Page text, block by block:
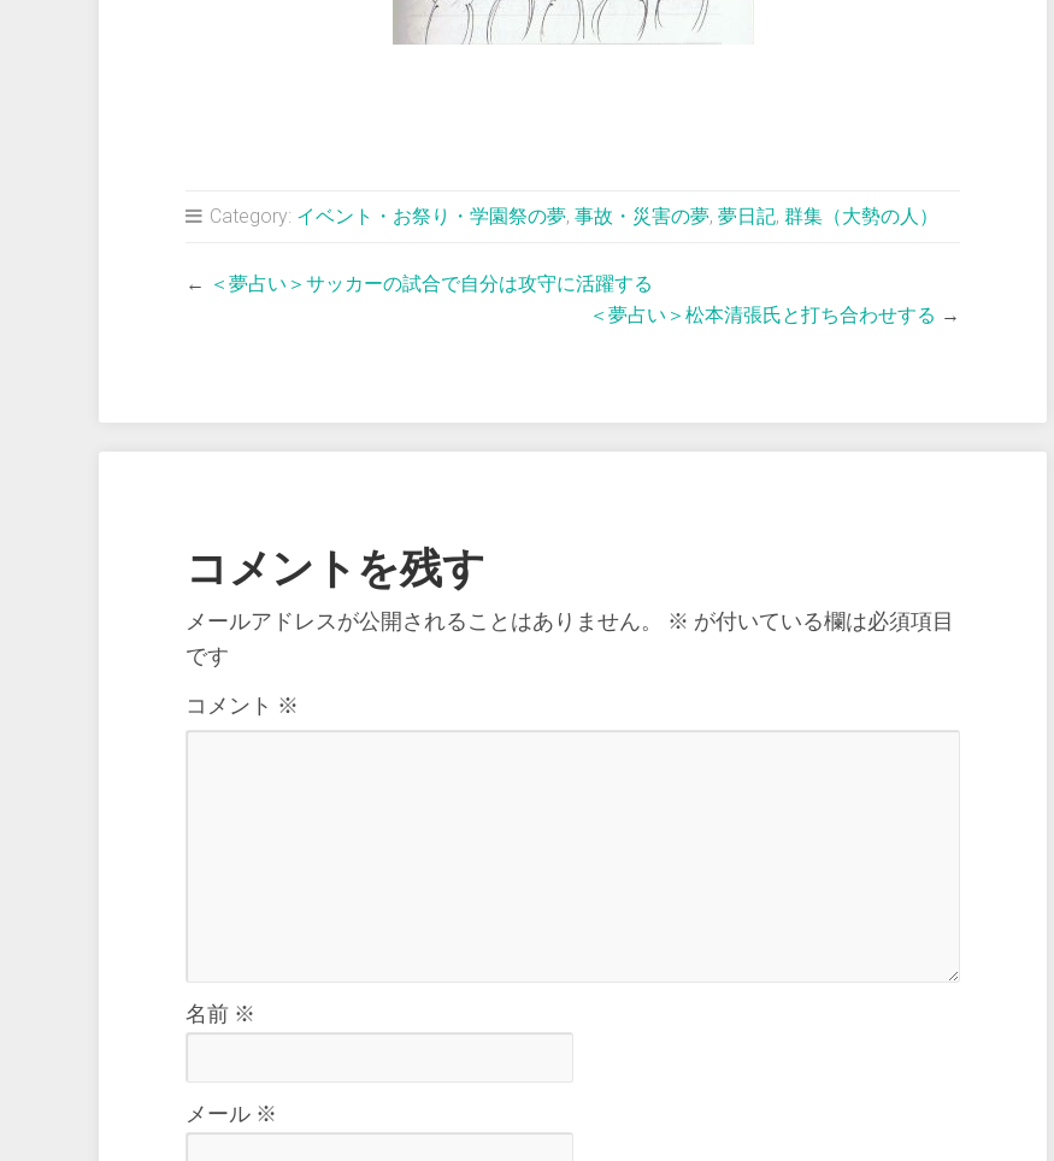
Category: イベント・お祭り・学園祭の夢, 事故・災害の夢, 夢日記, 群集（大勢の人）
← ＜夢占い＞サッカーの試合で自分は攻守に活躍する
＜夢占い＞松本清張氏と打ち合わせする →
コメントを残す
メールアドレスが公開されることはありません。 ※ が付いている欄は必須項目
です
コメント ※
名前 ※
メール ※